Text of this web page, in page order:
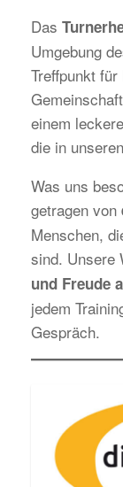
Das
Umgebung
Treffpunkt
einem
die in
Was uns
getragen von
Menschen,
sind. Unsere
und Freude
jedem
Gespräch.